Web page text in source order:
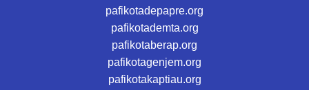
pafikotadepapre.org
pafikotademta.org
pafikotaberap.org
pafikotagenjem.org
pafikotakaptiau.org